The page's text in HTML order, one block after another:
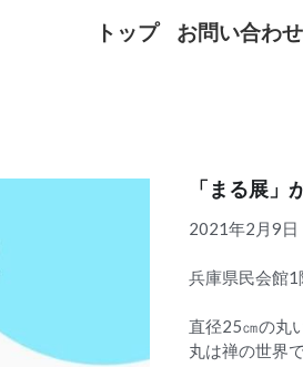
トップ お問い合わせ
「まる展」
2021年2月9日
兵庫県民会館1
直径25㎝の丸
丸は禅の世界